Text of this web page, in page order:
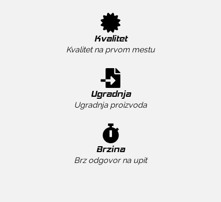
Kvalitet
Kvalitet na prvom mestu
Ugradnja
Ugradnja proizvoda
Brzina
Brz odgovor na upit